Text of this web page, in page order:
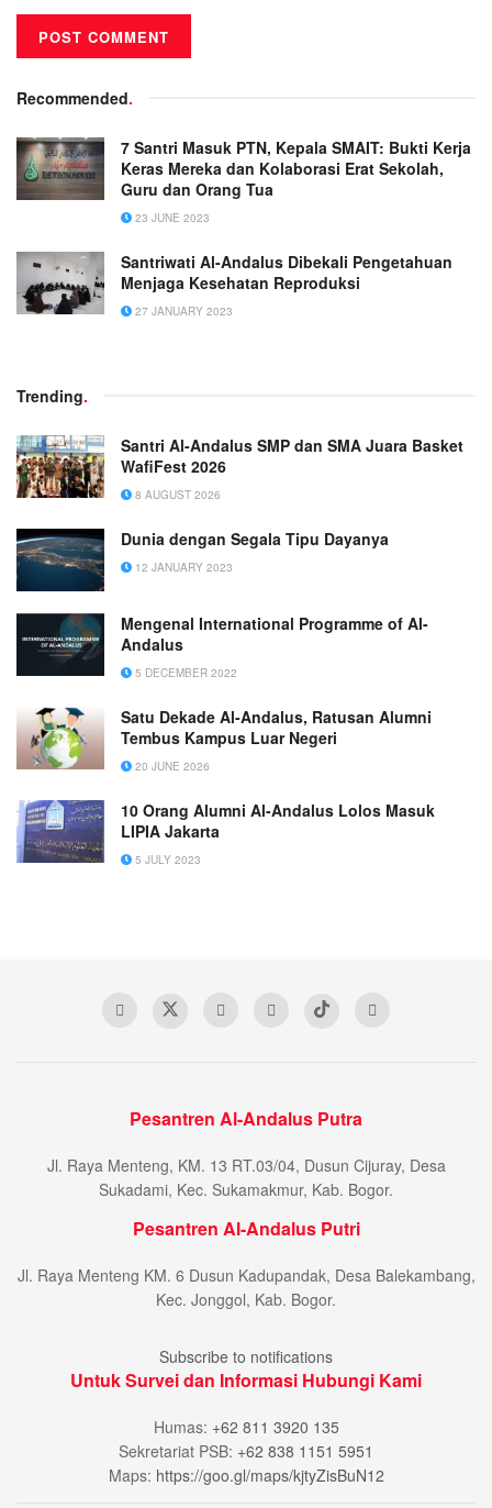
Recommended.
7 Santri Masuk PTN, Kepala SMAIT: Bukti Kerja
Keras Mereka dan Kolaborasi Erat Sekolah,
Guru dan Orang Tua
23 JUNE 2023
Santriwati Al-Andalus Dibekali Pengetahuan
Menjaga Kesehatan Reproduksi
27 JANUARY 2023
Trending.
Santri Al-Andalus SMP dan SMA Juara Basket
WafiFest 2026
8 AUGUST 2026
Dunia dengan Segala Tipu Dayanya
12 JANUARY 2023
Mengenal International Programme of Al-
Andalus
5 DECEMBER 2022
Satu Dekade Al-Andalus, Ratusan Alumni
Tembus Kampus Luar Negeri
20 JUNE 2026
10 Orang Alumni Al-Andalus Lolos Masuk
LIPIA Jakarta
5 JULY 2023
Pesantren Al-Andalus Putra
Jl. Raya Menteng, KM. 13 RT.03/04, Dusun Cijuray, Desa
Sukadami, Kec. Sukamakmur, Kab. Bogor.
Pesantren Al-Andalus Putri
Jl. Raya Menteng KM. 6 Dusun Kadupandak, Desa Balekambang,
Kec. Jonggol, Kab. Bogor.
Subscribe to notifications
Untuk Survei dan Informasi Hubungi Kami
Humas: +62 811 3920 135
Sekretariat PSB: +62 838 1151 5951
Maps: https://goo.gl/maps/kjtyZisBuN12